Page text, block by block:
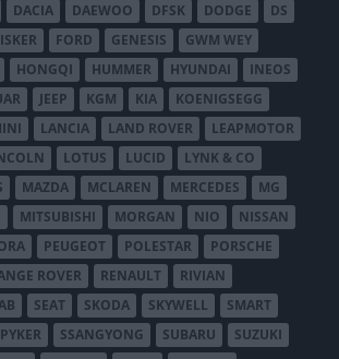
DACIA DAEWOO DFSK DODGE
DS
FORD GENESIS
GWM WEY
HONGQI HUMMER HYUNDAI
INEOS
JEEP KGM KIA
KOENIGSEGG
LANCIA LAND ROVER
LEAPMOTOR
LOTUS LUCID
LYNK & CO
MAZDA MCLAREN MERCEDES
MG
MITSUBISHI MORGAN NIO
NISSAN
PEUGEOT POLESTAR
PORSCHE
ROVER RENAULT
RIVIAN
SEAT SKODA SKYWELL
SMART
SSANGYONG SUBARU
SUZUKI